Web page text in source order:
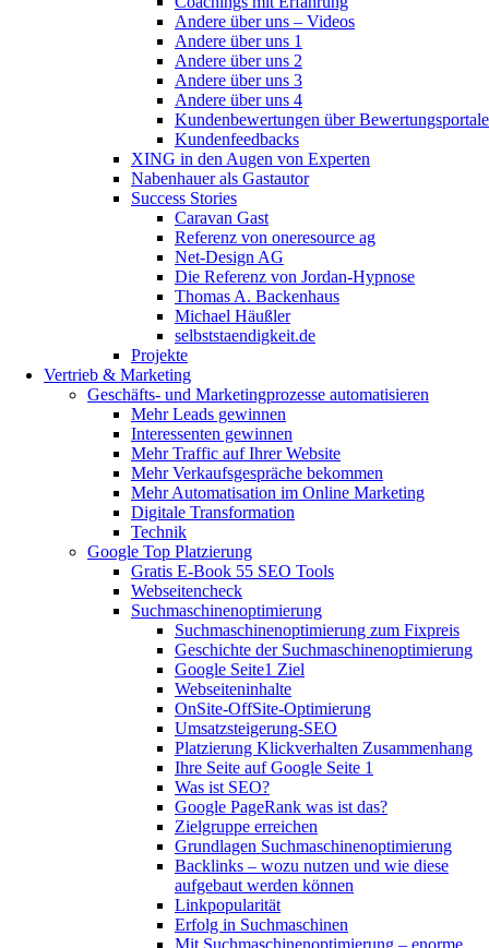
Andere über uns – Videos
Andere über uns 1
Andere über uns 2
Andere über uns 3
Andere über uns 4
Kundenbewertungen über Bewertungsportale
Kundenfeedbacks
XING in den Augen von Experten
Nabenhauer als Gastautor
Success Stories
Caravan Gast
Referenz von oneresource ag
Net-Design AG
Die Referenz von Jordan-Hypnose
Thomas A. Backenhaus
Michael Häußler
selbststaendigkeit.de
Projekte
Vertrieb & Marketing
Geschäfts- und Marketingprozesse automatisieren
Mehr Leads gewinnen
Interessenten gewinnen
Mehr Traffic auf Ihrer Website
Mehr Verkaufsgespräche bekommen
Mehr Automatisation im Online Marketing
Digitale Transformation
Technik
Google Top Platzierung
Gratis E-Book 55 SEO Tools
Webseitencheck
Suchmaschinenoptimierung
Suchmaschinenoptimierung zum Fixpreis
Geschichte der Suchmaschinenoptimierung
Google Seite1 Ziel
Webseiteninhalte
OnSite-OffSite-Optimierung
Umsatzsteigerung-SEO
Platzierung Klickverhalten Zusammenhang
Ihre Seite auf Google Seite 1
Was ist SEO?
Google PageRank was ist das?
Zielgruppe erreichen
Grundlagen Suchmaschinenoptimierung
Backlinks – wozu nutzen und wie diese
aufgebaut werden können
Linkpopularität
Erfolg in Suchmaschinen
Mit Suchmaschinenoptimierung – enorme